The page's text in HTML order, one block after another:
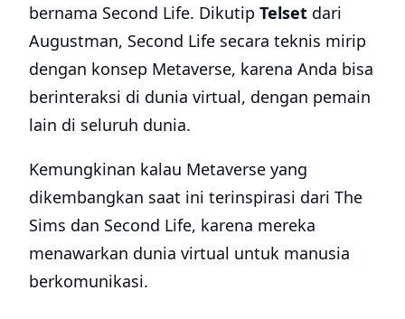
bernama Second Life. Dikutip Telset dari
Augustman, Second Life secara teknis mirip
dengan konsep Metaverse, karena Anda bisa
berinteraksi di dunia virtual, dengan pemain
lain di seluruh dunia.
Kemungkinan kalau Metaverse yang
dikembangkan saat ini terinspirasi dari The
Sims dan Second Life, karena mereka
menawarkan dunia virtual untuk manusia
berkomunikasi.